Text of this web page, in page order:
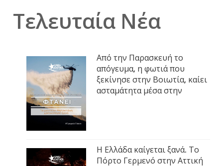
Τελευταία Νέα
Από την Παρασκευή το
απόγευμα, η φωτιά που
ξεκίνησε στην Βοιωτία, καίει
ασταμάτητα μέσα στην
Η Ελλάδα καίγεται ξανά. Το
Πόρτο Γερμενό στην Αττική